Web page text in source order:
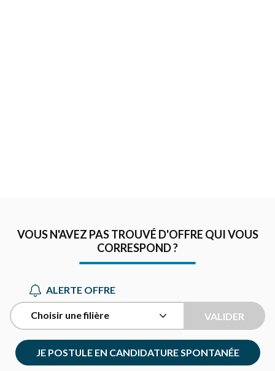
VOUS N'AVEZ PAS TROUVÉ D'OFFRE QUI VOUS
CORRESPOND ?
ALERTE OFFRE
Choisir une filière VALIDER
JE POSTULE EN CANDIDATURE SPONTANÉE